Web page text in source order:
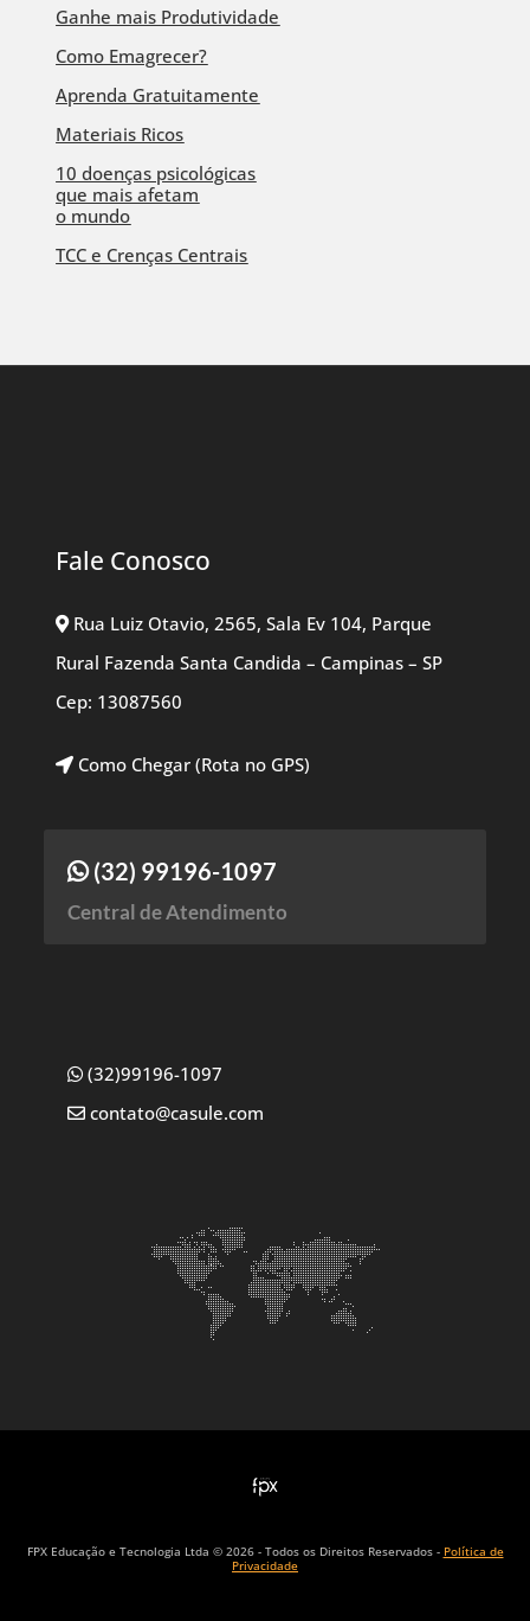
Ganhe mais Produtividade
Como Emagrecer?
Aprenda Gratuitamente
Materiais Ricos
10 doenças psicológicas
que mais afetam
o mundo
TCC e Crenças Centrais
Fale Conosco
Rua Luiz Otavio, 2565, Sala Ev 104, Parque
Rural Fazenda Santa Candida – Campinas – SP
Cep: 13087560
Como Chegar (Rota no GPS)
(32) 99196-1097
Central de Atendimento
(32)99196-1097
contato@casule.com
FPX Educação e Tecnologia Ltda © 2026 - Todos os Direitos Reservados - Política de
Privacidade